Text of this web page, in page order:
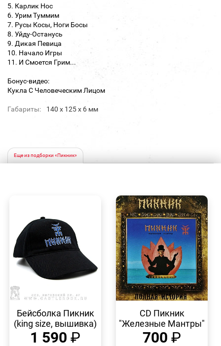
5. Карлик Нос
6. Урим Туммим
7. Русы Косы, Ноги Босы
8. Уйду-Останусь
9. Дикая Певица
10. Начало Игры
11. И Смоется Грим...
Бонус-видео:
Кукла С Человеческим Лицом
Габариты: 140 х 125 х 6 мм
Еще из подборки «Пикник»
ПРОСМОТР
Бейсболка Пикник
(king size, вышивка)
1 590 ₽
ПРОСМОТР
CD Пикник
"Железные Мантры"
700 ₽